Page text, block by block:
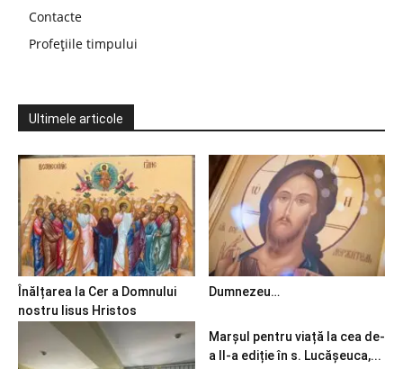
Contacte
Profețiile timpului
Ultimele articole
Înălțarea la Cer a Domnului
nostru Iisus Hristos
Dumnezeu…
Marșul pentru viață la cea de-
a II-a ediție în s. Lucășeuca,...